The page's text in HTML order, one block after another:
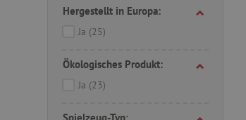
Hergestellt in Europa:
Ja (25)
Ökologisches Produkt:
Ja (23)